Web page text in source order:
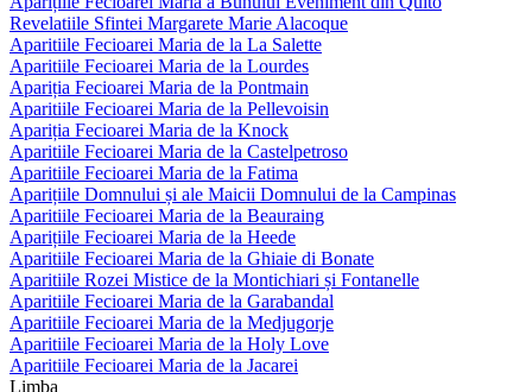
Revelatiile Sfintei Margarete Marie Alacoque
Aparitiile Fecioarei Maria de la La Salette
Aparitiile Fecioarei Maria de la Lourdes
Apariția Fecioarei Maria de la Pontmain
Aparitiile Fecioarei Maria de la Pellevoisin
Apariția Fecioarei Maria de la Knock
Aparitiile Fecioarei Maria de la Castelpetroso
Aparitiile Fecioarei Maria de la Fatima
Aparițiile Domnului și ale Maicii Domnului de la Campinas
Aparitiile Fecioarei Maria de la Beauraing
Aparițiile Fecioarei Maria de la Heede
Aparitiile Fecioarei Maria de la Ghiaie di Bonate
Aparitiile Rozei Mistice de la Montichiari și Fontanelle
Aparitiile Fecioarei Maria de la Garabandal
Aparitiile Fecioarei Maria de la Medjugorje
Aparitiile Fecioarei Maria de la Holy Love
Aparitiile Fecioarei Maria de la Jacarei
Limba